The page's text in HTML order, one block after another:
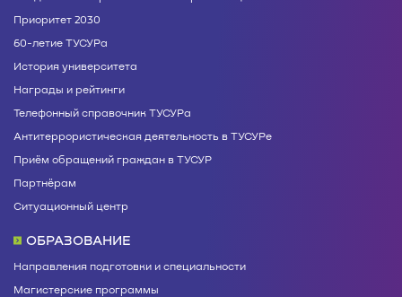
Приоритет 2030
60-летие ТУСУРа
История университета
Награды и рейтинги
Телефонный справочник ТУСУРа
Антитеррористическая деятельность в ТУСУРе
Приём обращений граждан в ТУСУР
Партнёрам
Ситуационный центр
ОБРАЗОВАНИЕ
Направления подготовки и специальности
Магистерские программы